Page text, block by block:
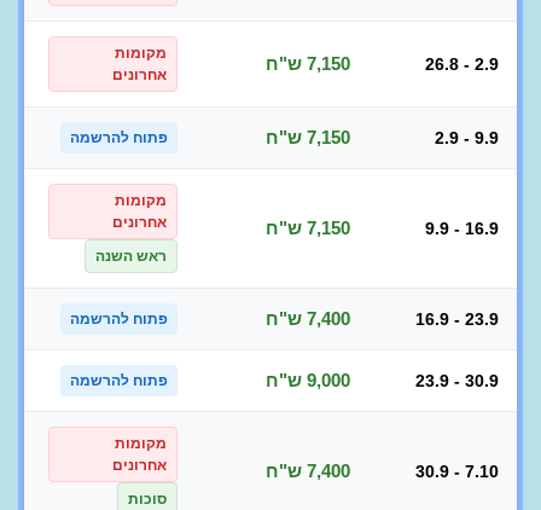
26.8 - 2.9 7,150 ש"ח
מקומות
אחרונים
2.9 - 9.9 7,150 ש"ח פתוח להרשמה
9.9 - 16.9 7,150 ש"ח
מקומות
אחרונים
ראש השנה
16.9 - 23.9 7,400 ש"ח פתוח להרשמה
23.9 - 30.9 9,000 ש"ח פתוח להרשמה
30.9 - 7.10 7,400 ש"ח
מקומות
אחרונים
סוכות